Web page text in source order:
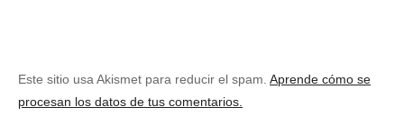
Este sitio usa Akismet para reducir el spam. Aprende cómo se
procesan los datos de tus comentarios.